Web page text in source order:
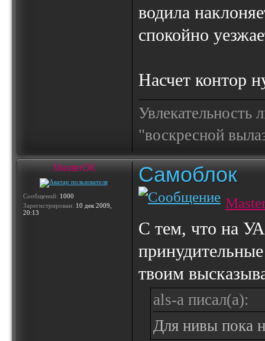
водила
спокойно
Насчет контор
Увлекательность
"воскресной
MasterOK
Сообщений: 1000
Зарегистрирован: 10 дек 2009,
20:13
Самоблок
С тем, что на
твоим
als-a писал(а):
Для нивы пока